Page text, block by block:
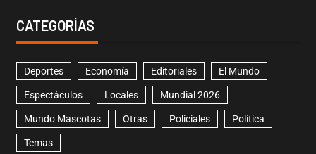
CATEGORÍAS
Deportes Economía Editoriales El Mundo
Espectáculos Locales Mundial 2026
Mundo Mascotas Otras Policiales Política
Temas